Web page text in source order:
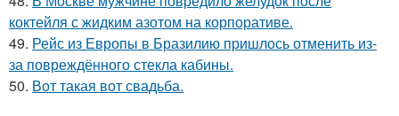
коктейля с жидким азотом на корпоративе.
49. Рейс из Европы в Бразилию пришлось отменить из-
за повреждённого стекла кабины.
50. Вот такая вот свадьба.